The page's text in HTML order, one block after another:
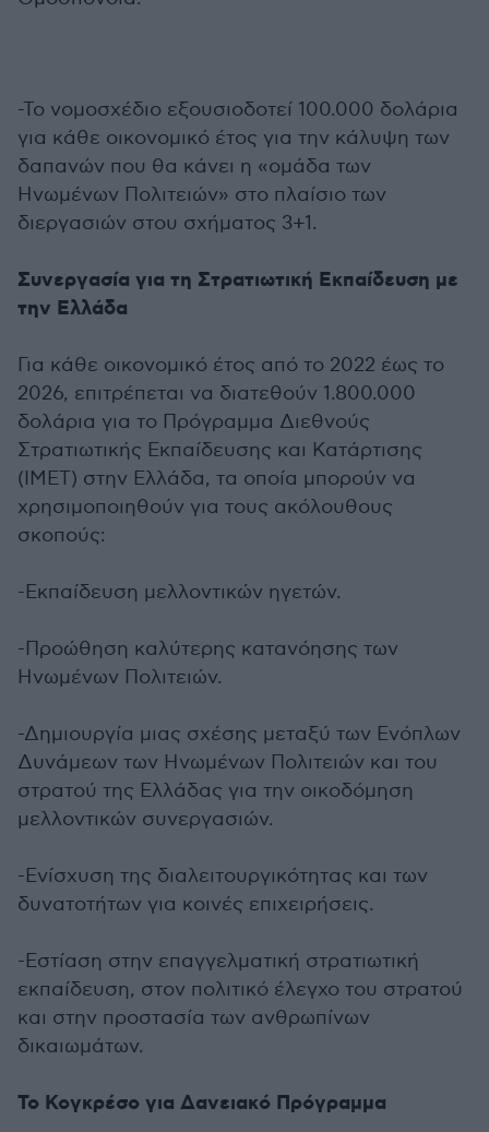
-Το νομοσχέδιο εξουσιοδοτεί 100.000 δολάρια
για κάθε οικονομικό έτος για την κάλυψη των
δαπανών που θα κάνει η «ομάδα των
Ηνωμένων Πολιτειών» στο πλαίσιο των
διεργασιών στου σχήματος 3+1.
Συνεργασία για τη Στρατιωτική Εκπαίδευση με
την Ελλάδα
Για κάθε οικονομικό έτος από το 2022 έως το
2026, επιτρέπεται να διατεθούν 1.800.000
δολάρια για το Πρόγραμμα Διεθνούς
Στρατιωτικής Εκπαίδευσης και Κατάρτισης
(ΙΜΕΤ) στην Ελλάδα, τα οποία μπορούν να
χρησιμοποιηθούν για τους ακόλουθους
σκοπούς:
-Εκπαίδευση μελλοντικών ηγετών.
-Προώθηση καλύτερης κατανόησης των
Ηνωμένων Πολιτειών.
-Δημιουργία μιας σχέσης μεταξύ των Ενόπλων
Δυνάμεων των Ηνωμένων Πολιτειών και του
στρατού της Ελλάδας για την οικοδόμηση
μελλοντικών συνεργασιών.
-Ενίσχυση της διαλειτουργικότητας και των
δυνατοτήτων για κοινές επιχειρήσεις.
-Εστίαση στην επαγγελματική στρατιωτική
εκπαίδευση, στον πολιτικό έλεγχο του στρατού
και στην προστασία των ανθρωπίνων
δικαιωμάτων.
Το Κογκρέσο για Δανειακό Πρόγραμμα